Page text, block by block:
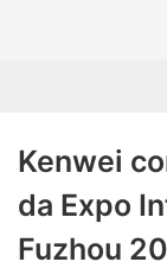
Kenwei
da Expo
Fuzhou